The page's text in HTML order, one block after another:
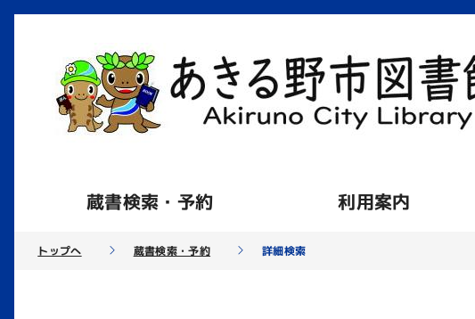
蔵書検索・予約 利用案内
トップへ 蔵書検索・予約 詳細検索